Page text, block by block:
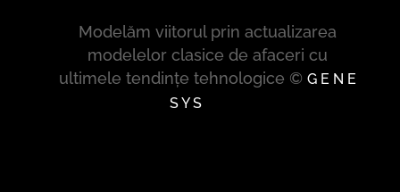
Modelăm viitorul prin actualizarea
modelelor clasice de afaceri cu
ultimele tendințe tehnologice ©G E N E
S Y S